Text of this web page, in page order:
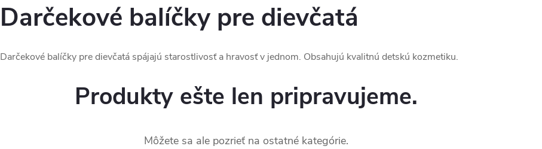
Darčekové balíčky pre dievčatá
Darčekové balíčky pre dievčatá spájajú starostlivosť a hravosť v jednom. Obsahujú kvalitnú detskú kozmetiku.
Produkty ešte len pripravujeme.
Môžete sa ale pozrieť na ostatné kategórie.